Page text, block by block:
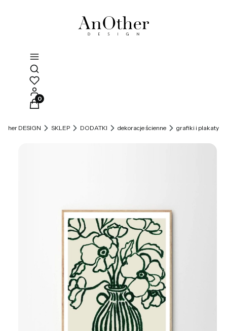
Otwórz wyszukiwarkę
Produkty w koszyku: 0. Zobacz szczegóły
DESIGN SKLEP DODATKI dekoracje ścienne grafiki i plakaty